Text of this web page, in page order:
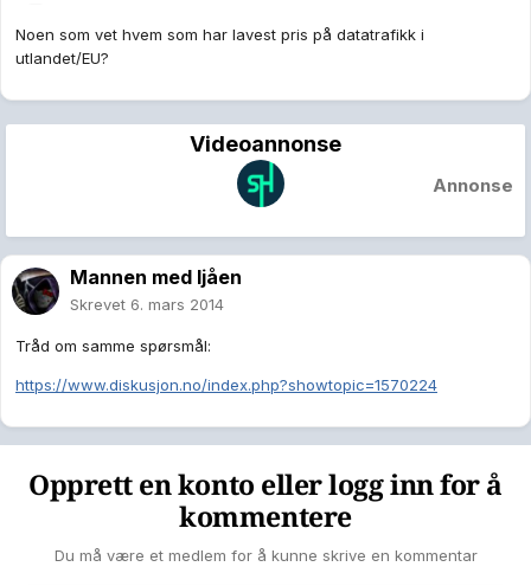
Noen som vet hvem som har lavest pris på datatrafikk i
utlandet/EU?
Videoannonse
Annonse
Mannen med ljåen
Skrevet 6. mars 2014
Tråd om samme spørsmål:
https://www.diskusjon.no/index.php?showtopic=1570224
Opprett en konto eller logg inn for å
kommentere
Du må være et medlem for å kunne skrive en kommentar